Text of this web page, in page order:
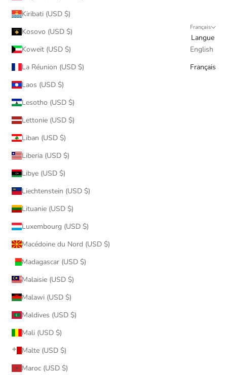
Kiribati (USD $)
Kosovo (USD $)
Koweït (USD $)
La Réunion (USD $)
Laos (USD $)
Lesotho (USD $)
Lettonie (USD $)
Liban (USD $)
Liberia (USD $)
Libye (USD $)
Liechtenstein (USD $)
Lituanie (USD $)
Luxembourg (USD $)
Macédoine du Nord (USD $)
Madagascar (USD $)
Malaisie (USD $)
Malawi (USD $)
Maldives (USD $)
Mali (USD $)
Malte (USD $)
Maroc (USD $)
Français
Langue
English
Français